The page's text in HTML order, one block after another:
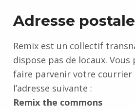
Adresse
Remix est un collectif
dispose pas de locaux. Vous
faire parvenir votre courrier
l’adresse suivante :
Remix the commons